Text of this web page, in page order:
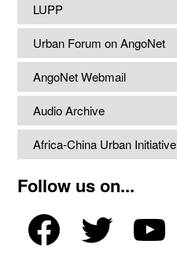
LUPP
Urban Forum on AngoNet
AngoNet Webmail
Audio Archive
Africa-China Urban Initiative
Follow us on...